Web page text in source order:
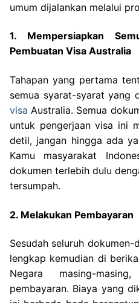
umum dijalankan melalui
1. Mempersiapkan
Pembuatan Visa Australia
Tahapan yang pertama
semua syarat-syarat yang
visa Australia. Semua
untuk pengerjaan visa ini
detil, jangan hingga ada
Kamu masyarakat
dokumen terlebih dulu
tersumpah.
2. Melakukan Pembayaran
Sesudah seluruh
lengkap kemudian di
Negara masing-
pembayaran. Biaya yang